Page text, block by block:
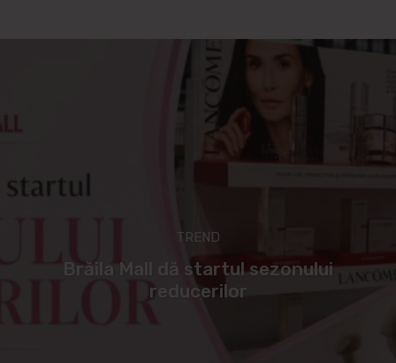
TREND
Brăila Mall dă startul sezonului
reducerilor